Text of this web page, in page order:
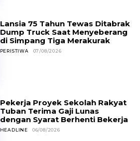
Lansia 75 Tahun Tewas Ditabrak
Dump Truck Saat Menyeberang
di Simpang Tiga Merakurak
PERISTIWA 07/08/2026
Pekerja Proyek Sekolah Rakyat
Tuban Terima Gaji Lunas
dengan Syarat Berhenti Bekerja
HEADLINE 06/08/2026